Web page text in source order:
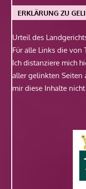
ERKLÄRUNG ZU
Urteil des
Für alle Links die von
Ich distanziere mich
aller gelinkten Seiten
mir diese Inhalte nicht